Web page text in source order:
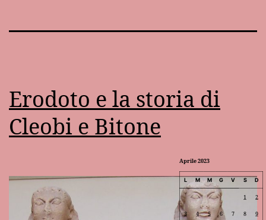
Erodoto e la storia di
Cleobi e Bitone
Aprile 2023
L M M G V S D
1 2
3 4 5 6 7 8 9